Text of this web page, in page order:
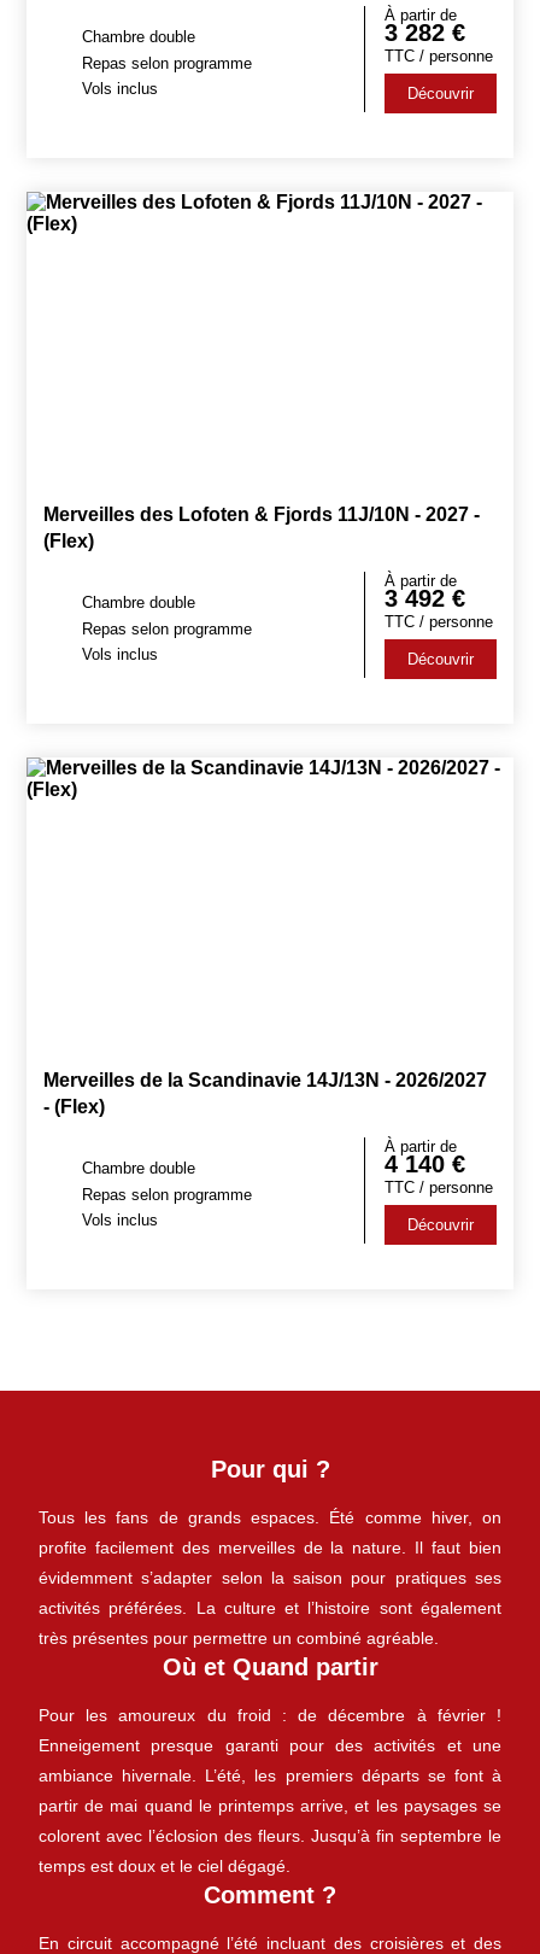
Chambre double
Repas selon programme
Vols inclus
À partir de
3 282 €
TTC / personne
Découvrir
Merveilles des Lofoten & Fjords 11J/10N - 2027 -
(Flex)
Chambre double
Repas selon programme
Vols inclus
À partir de
3 492 €
TTC / personne
Découvrir
Merveilles de la Scandinavie 14J/13N - 2026/2027
- (Flex)
Chambre double
Repas selon programme
Vols inclus
À partir de
4 140 €
TTC / personne
Découvrir
Pour qui ?
Tous les fans de grands espaces. Été comme hiver, on
profite facilement des merveilles de la nature. Il faut bien
évidemment s’adapter selon la saison pour pratiques ses
activités préférées. La culture et l’histoire sont également
très présentes pour permettre un combiné agréable.
Où et Quand partir
Pour les amoureux du froid : de décembre à février !
Enneigement presque garanti pour des activités et une
ambiance hivernale. L’été, les premiers départs se font à
partir de mai quand le printemps arrive, et les paysages se
colorent avec l’éclosion des fleurs. Jusqu’à fin septembre le
temps est doux et le ciel dégagé.
Comment ?
En circuit accompagné l’été incluant des croisières et des